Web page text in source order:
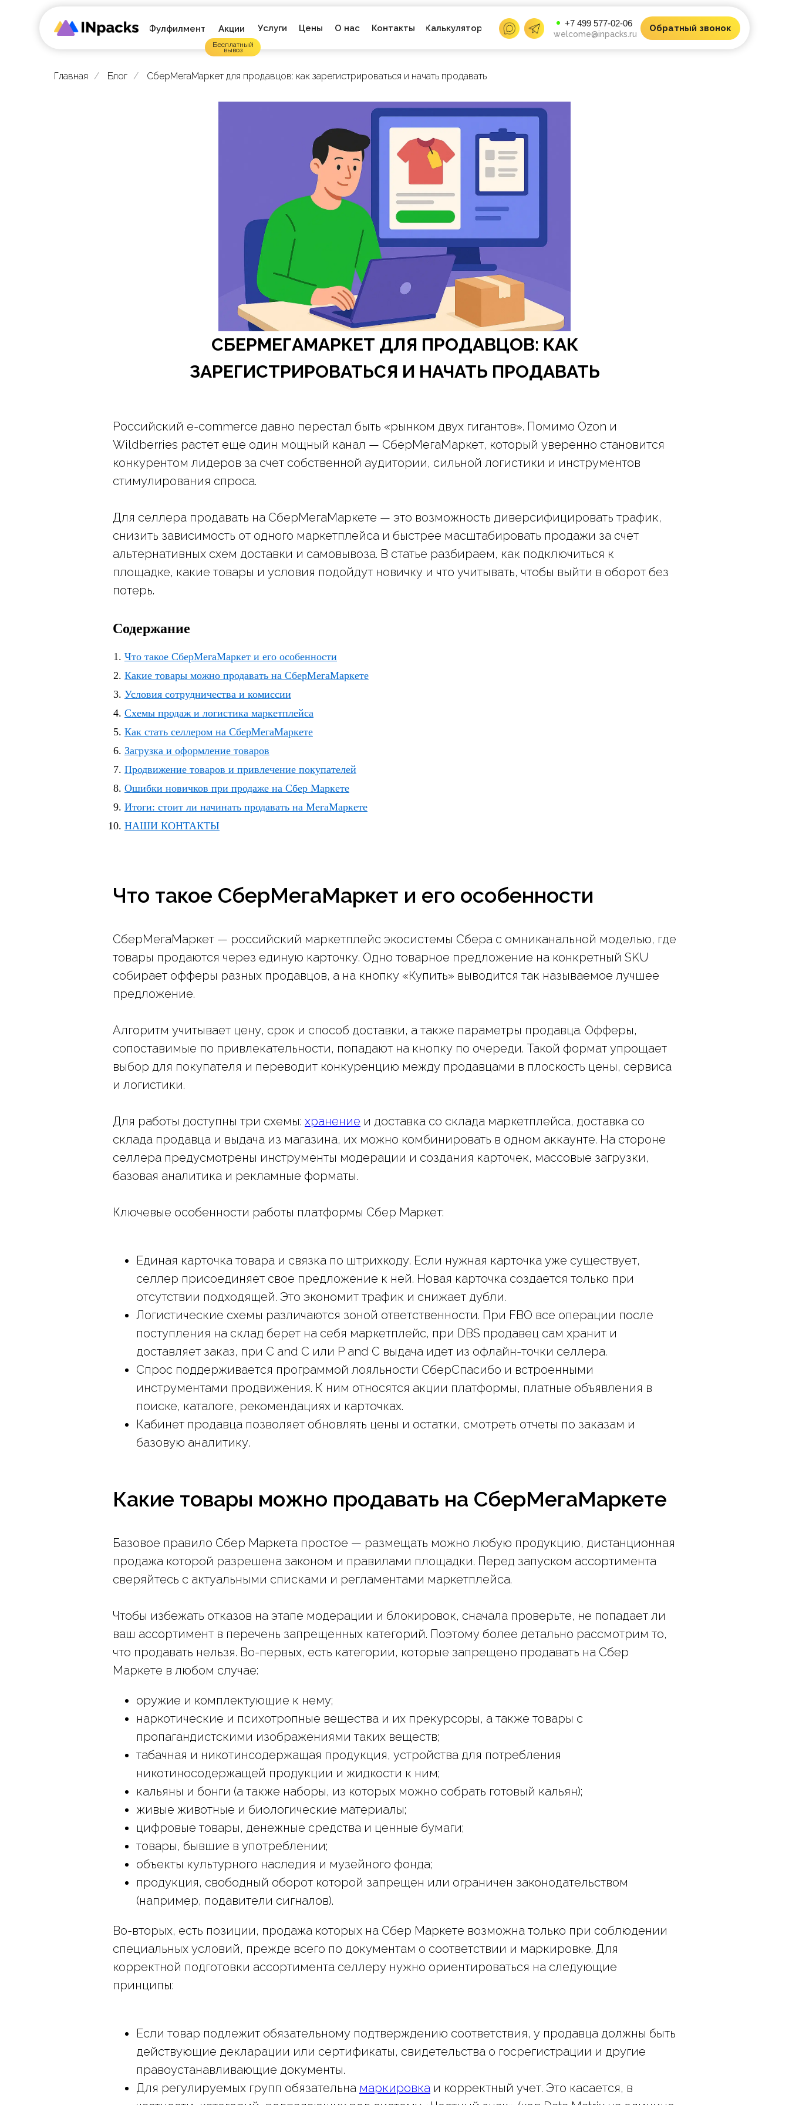
+7 499 577-02-06 Обратный звонок
Фулфилмент Услуги О нас
Цены Контакты
Акции Калькулятор
welcome@inpacks.ru
Бесплатный
вывоз
Главная / Блог / СберМегаМаркет для продавцов: как зарегистрироваться и начать продавать
СБЕРМЕГАМАРКЕТ ДЛЯ ПРОДАВЦОВ: КАК
ЗАРЕГИСТРИРОВАТЬСЯ И НАЧАТЬ ПРОДАВАТЬ
​Российский e-commerce давно перестал быть «рынком двух гигантов». Помимо Ozon и
Wildberries растет еще один мощный канал — СберМегаМаркет, который уверенно становится
конкурентом лидеров за счет собственной аудитории, сильной логистики и инструментов
стимулирования спроса.
Для селлера продавать на СберМегаМаркете — это возможность диверсифицировать трафик,
снизить зависимость от одного маркетплейса и быстрее масштабировать продажи за счет
альтернативных схем доставки и самовывоза. В статье разбираем, как подключиться к
площадке, какие товары и условия подойдут новичку и что учитывать, чтобы выйти в оборот без
потерь.
Содержание
Что такое СберМегаМаркет и его особенности
Какие товары можно продавать на СберМегаМаркете
Условия сотрудничества и комиссии
Схемы продаж и логистика маркетплейса
Как стать селлером на СберМегаМаркете
Загрузка и оформление товаров
Продвижение товаров и привлечение покупателей
Ошибки новичков при продаже на Сбер Маркете
Итоги: стоит ли начинать продавать на МегаМаркете
НАШИ КОНТАКТЫ
Что такое СберМегаМаркет и его особенности
СберМегаМаркет — российский маркетплейс экосистемы Сбера с омниканальной моделью, где
товары продаются через единую карточку. Одно товарное предложение на конкретный SKU
собирает офферы разных продавцов, а на кнопку «Купить» выводится так называемое лучшее
предложение.
Алгоритм учитывает цену, срок и способ доставки, а также параметры продавца. Офферы,
сопоставимые по привлекательности, попадают на кнопку по очереди. Такой формат упрощает
выбор для покупателя и переводит конкуренцию между продавцами в плоскость цены, сервиса
и логистики.
Для работы доступны три схемы: хранение и доставка со склада маркетплейса, доставка со
склада продавца и выдача из магазина, их можно комбинировать в одном аккаунте. На стороне
селлера предусмотрены инструменты модерации и создания карточек, массовые загрузки,
базовая аналитика и рекламные форматы.
Ключевые особенности работы платформы Сбер Маркет:
Единая карточка товара и связка по штрихкоду. Если нужная карточка уже существует,
селлер присоединяет свое предложение к ней. Новая карточка создается только при
отсутствии подходящей. Это экономит трафик и снижает дубли.
Логистические схемы различаются зоной ответственности. При FBO все операции после
поступления на склад берет на себя маркетплейс, при DBS продавец сам хранит и
доставляет заказ, при C and C или P and C выдача идет из офлайн-точки селлера.
Спрос поддерживается программой лояльности СберСпасибо и встроенными
инструментами продвижения. К ним относятся акции платформы, платные объявления в
поиске, каталоге, рекомендациях и карточках.
Кабинет продавца позволяет обновлять цены и остатки, смотреть отчеты по заказам и
базовую аналитику.
Какие товары можно продавать на СберМегаМаркете
Базовое правило Сбер Маркета простое — размещать можно любую продукцию, дистанционная
продажа которой разрешена законом и правилами площадки. Перед запуском ассортимента
сверяйтесь с актуальными списками и регламентами маркетплейса.
Чтобы избежать отказов на этапе модерации и блокировок, сначала проверьте, не попадает ли
ваш ассортимент в перечень запрещенных категорий. Поэтому более детально рассмотрим то,
что продавать нельзя. Во-первых, есть категории, которые запрещено продавать на Сбер
Маркете в любом случае:
оружие и комплектующие к нему;
наркотические и психотропные вещества и их прекурсоры, а также товары с
пропагандистскими изображениями таких веществ;
табачная и никотинсодержащая продукция, устройства для потребления
никотиносодержащей продукции и жидкости к ним;
кальяны и бонги (а также наборы, из которых можно собрать готовый кальян);
живые животные и биологические материалы;
цифровые товары, денежные средства и ценные бумаги;
товары, бывшие в употреблении;
объекты культурного наследия и музейного фонда;
продукция, свободный оборот которой запрещен или ограничен законодательством
(например, подавители сигналов).
Во-вторых, есть позиции, продажа которых на Сбер Маркете возможна только при соблюдении
специальных условий, прежде всего по документам о соответствии и маркировке. Для
корректной подготовки ассортимента селлеру нужно ориентироваться на следующие
принципы:
Если товар подлежит обязательному подтверждению соответствия, у продавца должны быть
действующие декларации или сертификаты, свидетельства о госрегистрации и другие
правоустанавливающие документы.
Для регулируемых групп обязательна маркировка и корректный учет. Это касается, в